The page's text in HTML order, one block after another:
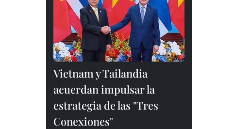
Vietnam y Tailandia
acuerdan impulsar la
estrategia de las "Tres
Conexiones"